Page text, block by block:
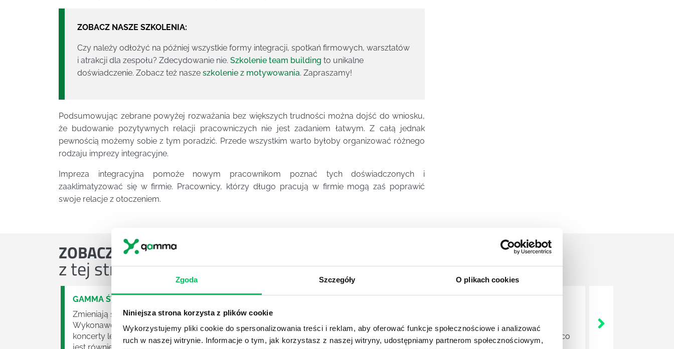
Zgoda Szczegóły O plikach cookies
Niniejsza strona korzysta z plików cookie
Wykorzystujemy pliki cookie do spersonalizowania treści i reklam, aby oferować funkcje społecznościowe i analizować
ruch w naszej witrynie. Informacje o tym, jak korzystasz z naszej witryny, udostępniamy partnerom społecznościowym,
ZOBACZ NASZE SZKOLENIA:
Czy należy odłożyć na później wszystkie formy integracji, spotkań firmowych, warsztatów
i atrakcji dla zespołu? Zdecydowanie nie. Szkolenie team building to unikalne
doświadczenie. Zobacz też nasze szkolenie z motywowania. Zapraszamy!
Podsumowując zebrane powyżej rozważania bez większych trudności można dojść do wniosku,
że budowanie pozytywnych relacji pracowniczych nie jest zadaniem łatwym. Z całą jednak
pewnością możemy sobie z tym poradzić. Przede wszystkim warto byłoby organizować różnego
rodzaju imprezy integracyjne.
Impreza integracyjna pomoże nowym pracownikom poznać tych doświadczonych i
zaaklimatyzować się w firmie. Pracownicy, którzy długo pracują w firmie mogą zaś poprawić
swoje relacje z otoczeniem.
ZOBACZ OSTATNIE ARTYKUŁY
z tej strefy wiedzy
GAMMA ŚWIĘTUJE 15 LAT OBECNOŚCI NA RYNKU
Zmieniają się czasy, ale nasze wartości i cele pozostają bez zmian! 2007 rok obfituje w ważne wydarzenia. W kwietniu Komitet
Wykonawczy UEFA ogłasza, że Polska z Ukrainą będą współorganizować piłkarskie Mistrzostwa Europy w 2012 roku. Lato przynosi
koncerty legend – największe hity dla polskiej publiczności śpiewają członkowie The Rolling Stones oraz Red Hot Chili Peppers. Gorąco